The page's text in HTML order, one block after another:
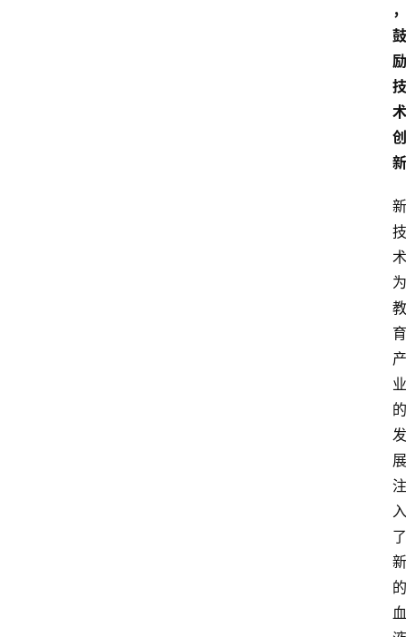
，
鼓
励
技
术
创
新
新
技
术
为
教
育
产
业
的
发
展
注
入
了
新
的
血